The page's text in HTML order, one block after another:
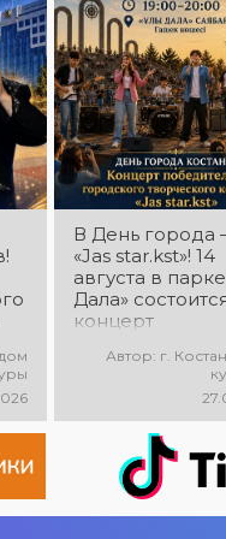
В День города
«Jas star.kst»! 14
августа в
Дала»
концерт
городского
конкурса «Jas
star.kst»! Вас
яркие
молодых
современные
мощная
Автор: г.